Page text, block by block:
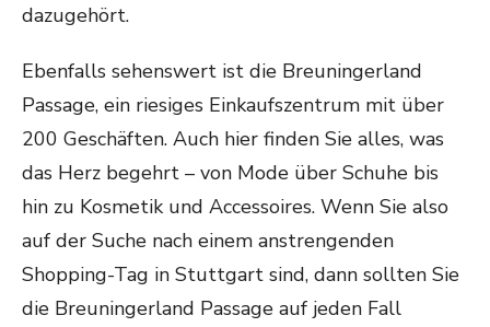
dazugehört.
Ebenfalls sehenswert ist die Breuningerland
Passage, ein riesiges Einkaufszentrum mit über
200 Geschäften. Auch hier finden Sie alles, was
das Herz begehrt – von Mode über Schuhe bis
hin zu Kosmetik und Accessoires. Wenn Sie also
auf der Suche nach einem anstrengenden
Shopping-Tag in Stuttgart sind, dann sollten Sie
die Breuningerland Passage auf jeden Fall